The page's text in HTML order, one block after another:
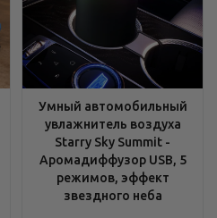
Умный автомобильный
увлажнитель воздуха
Starry Sky Summit -
Аромадиффузор USB, 5
режимов, эффект
звездного неба